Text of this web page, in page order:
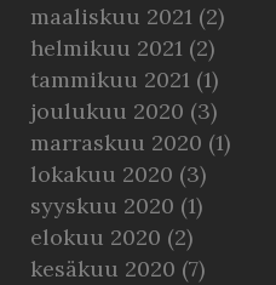
maaliskuu 2021 (2)
helmikuu 2021 (2)
tammikuu 2021 (1)
joulukuu 2020 (3)
marraskuu 2020 (1)
lokakuu 2020 (3)
syyskuu 2020 (1)
elokuu 2020 (2)
kesäkuu 2020 (7)